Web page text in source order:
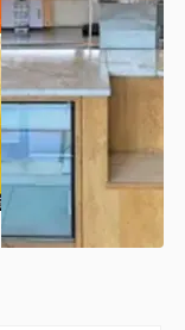
(0件)
区神宮前3-23-6